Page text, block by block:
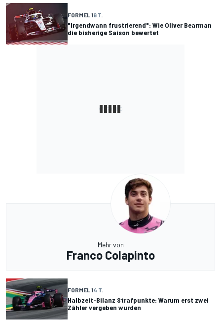
FORMEL 16 T.
"Irgendwann frustrierend": Wie Oliver Bearman
die bisherige Saison bewertet
Mehr von
Franco Colapinto
FORMEL 14 T.
Halbzeit-Bilanz Strafpunkte: Warum erst zwei
Zähler vergeben wurden